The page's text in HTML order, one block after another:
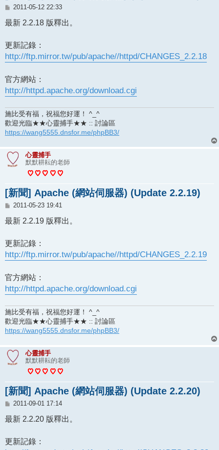
文
2011-05-12 22:33
最新 2.2.18 版釋出。
更新記錄：
http://ftp.mirror.tw/pub/apache//httpd/CHANGES_2.2.18
官方網站：
http://httpd.apache.org/download.cgi
施比受有福，祝福您好運！ ^_^
歡迎光臨★★心靈捕手★★ :: 討論區
https://wang5555.dnsfor.me/phpBB3/
心靈捕手
默默耕耘的老師
[新聞] Apache (網站伺服器) (Update 2.2.19)
文
2011-05-23 19:41
最新 2.2.19 版釋出。
更新記錄：
http://ftp.mirror.tw/pub/apache//httpd/CHANGES_2.2.19
官方網站：
http://httpd.apache.org/download.cgi
施比受有福，祝福您好運！ ^_^
歡迎光臨★★心靈捕手★★ :: 討論區
https://wang5555.dnsfor.me/phpBB3/
心靈捕手
默默耕耘的老師
[新聞] Apache (網站伺服器) (Update 2.2.20)
文
2011-09-01 17:14
最新 2.2.20 版釋出。
更新記錄：